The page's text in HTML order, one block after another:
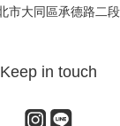
市大同區承德路二
Keep in touch